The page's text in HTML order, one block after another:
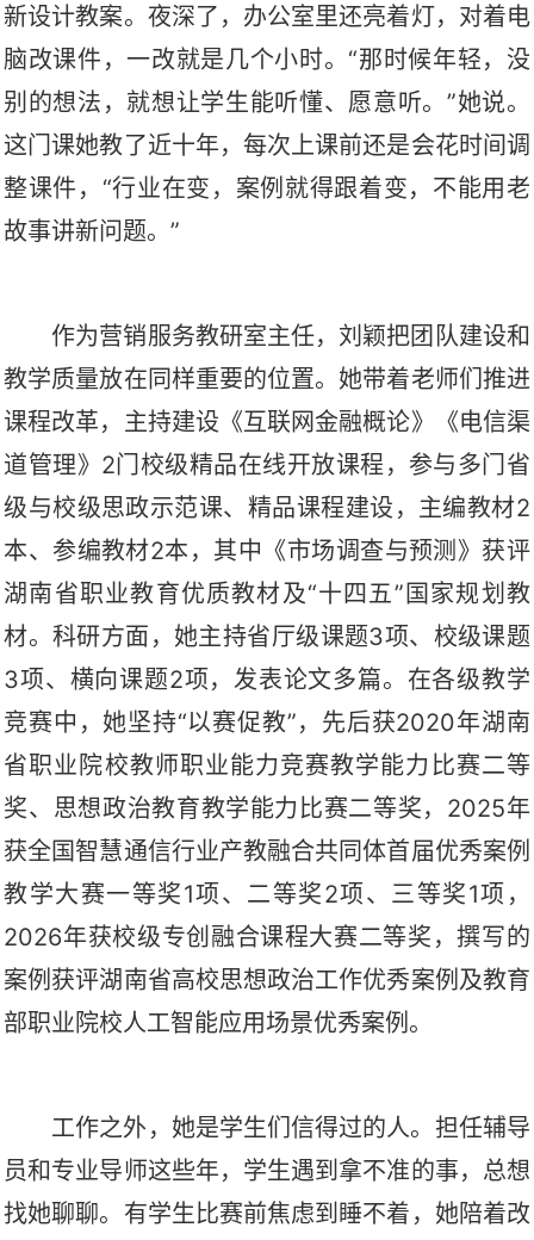
新设计教案。夜深了，办公室里还亮着灯，对着电
脑改课件，一改就是几个小时。 “那时候年轻，没
别的想法，就想让学生能听懂、愿意听。”她说。
这门课她教了近十年，每次上课前还是会花时间调
整课件，“行业在变，案例就得跟着变，不能用老
故事讲新问题。”
作为营销服务教研室主任，刘颖把团队建设和
教学质量放在同样重要的位置。她带着老师们推进
课程改革，主持建设《互联网金融概论》《电信渠
道管理》 2门校级精品在线开放课程，参与多门 省
级与校级思政示范课、精品课程建设，主编教材2
本、参编教材2本，其中《市场调查与预测》获评
湖南省职业教育优质教材及“十四五”国家规划教
材。科研方面，她主持省厅级课题3项、校级课题
3项、横向课题2项，发表论文多篇。在各级教学
竞赛中，她坚持“以赛促教”，先后获2020年湖南
省职业院校教师职业能力竞赛教学能力比赛二等
奖、思想政治教育教学能力比赛二等奖，2025年
获全国智慧通信行业产教融合共同体首届优秀案例
教学大赛一等奖1项、二等奖2项、三等奖1项，
2026年获校级专创融合课程大赛二等奖，撰写的
案例获评湖南省高校思想政治工作优秀案例及教育
部职业院校人工智能应用场景优秀案例。
工作之外，她是学生们信得过的人。担任辅导
员和专业导师这些年，学生遇到拿不准的事，总想
找她聊聊。有学生比赛前焦虑到睡不着，她陪着改